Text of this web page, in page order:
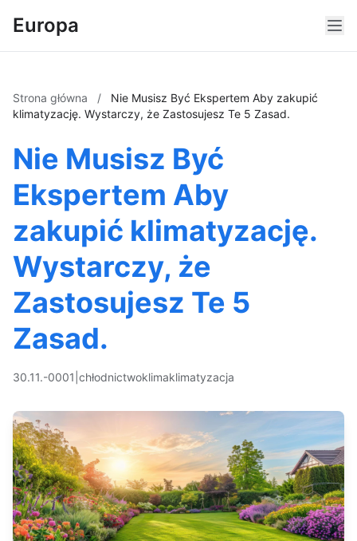
Europa
Strona główna /
Nie Musisz Być Ekspertem Aby zakupić
klimatyzację. Wystarczy, że Zastosujesz Te 5 Zasad.
Nie Musisz Być
Ekspertem Aby
zakupić klimatyzację.
Wystarczy, że
Zastosujesz Te 5
Zasad.
30.11.-0001 chłodnictwoklimaklimatyzacja